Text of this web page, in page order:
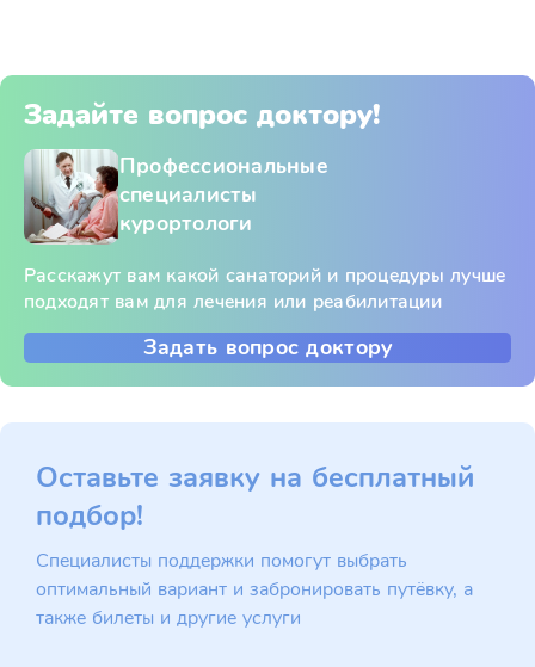
Задайте вопрос доктору!
Профессиональные
специалисты
курортологи
Расскажут вам какой санаторий и процедуры лучше
подходят вам для лечения или реабилитации
Задать вопрос доктору
Оставьте заявку на бесплатный
подбор!
Специалисты поддержки помогут выбрать
оптимальный вариант и забронировать путёвку, а
также билеты и другие услуги